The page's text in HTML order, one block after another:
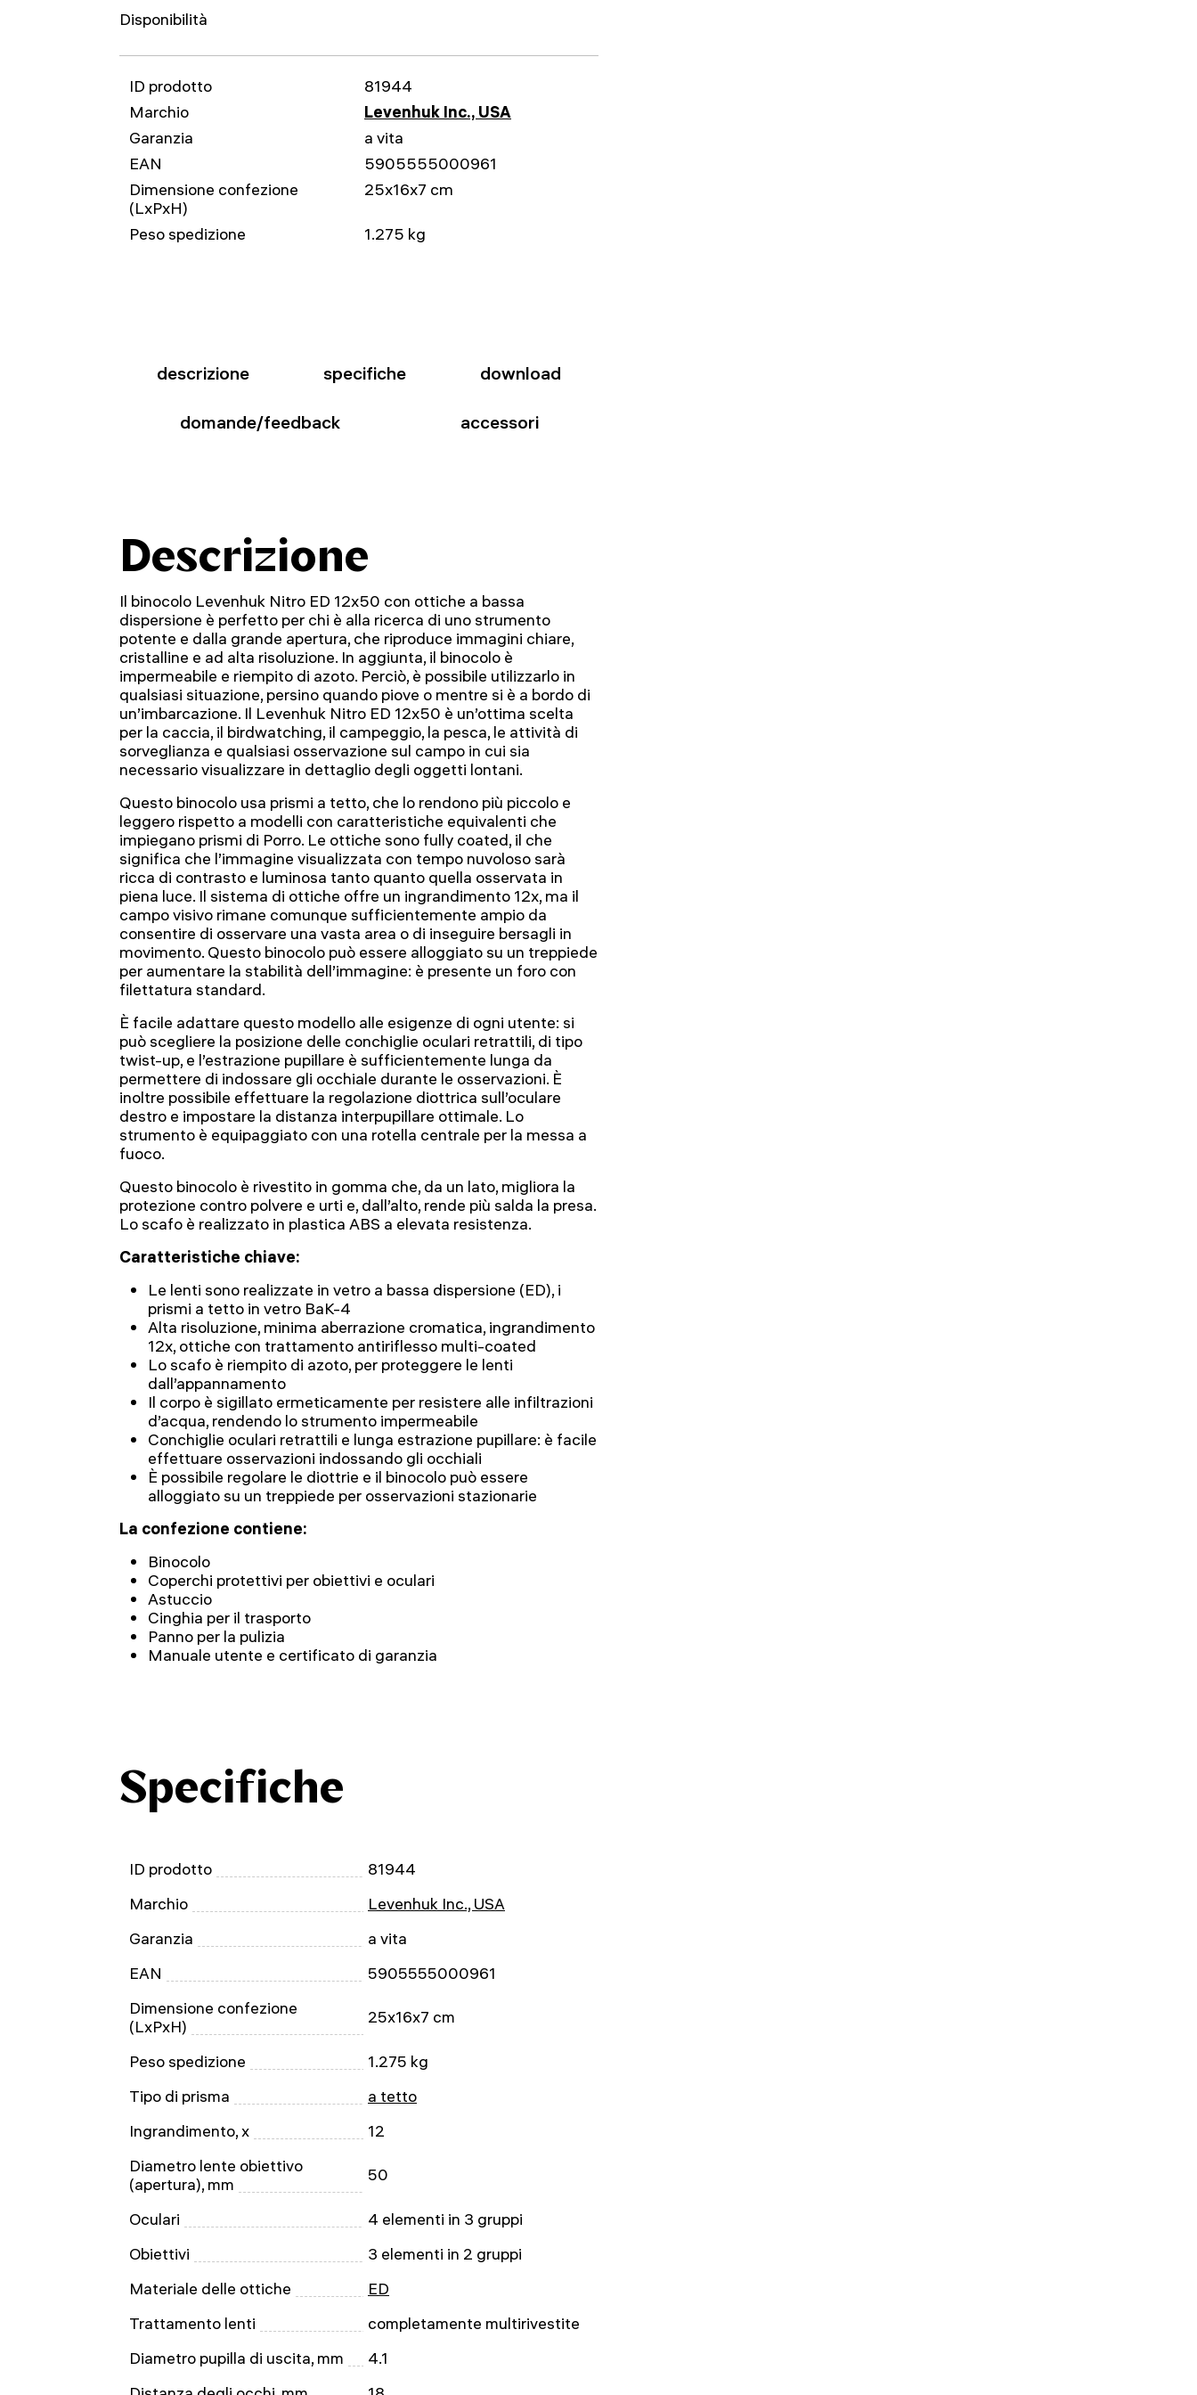
Disponibilità
ID prodotto
81944
Marchio
Levenhuk Inc., USA
Garanzia
a vita
EAN
5905555000961
Dimensione confezione
(LxPxH)
25x16x7 cm
Peso spedizione 1.275 kg
descrizione specifiche download
domande/feedback accessori
Descrizione
Il binocolo Levenhuk Nitro ED 12x50 con ottiche a bassa
dispersione è perfetto per chi è alla ricerca di uno strumento
potente e dalla grande apertura, che riproduce immagini chiare,
cristalline e ad alta risoluzione. In aggiunta, il binocolo è
impermeabile e riempito di azoto. Perciò, è possibile utilizzarlo in
qualsiasi situazione, persino quando piove o mentre si è a bordo di
un’imbarcazione. Il Levenhuk Nitro ED 12x50 è un’ottima scelta
per la caccia, il birdwatching, il campeggio, la pesca, le attività di
sorveglianza e qualsiasi osservazione sul campo in cui sia
necessario visualizzare in dettaglio degli oggetti lontani.
Questo binocolo usa prismi a tetto, che lo rendono più piccolo e
leggero rispetto a modelli con caratteristiche equivalenti che
impiegano prismi di Porro. Le ottiche sono fully coated, il che
significa che l’immagine visualizzata con tempo nuvoloso sarà
ricca di contrasto e luminosa tanto quanto quella osservata in
piena luce. Il sistema di ottiche offre un ingrandimento 12x, ma il
campo visivo rimane comunque sufficientemente ampio da
consentire di osservare una vasta area o di inseguire bersagli in
movimento. Questo binocolo può essere alloggiato su un treppiede
per aumentare la stabilità dell’immagine: è presente un foro con
filettatura standard.
È facile adattare questo modello alle esigenze di ogni utente: si
può scegliere la posizione delle conchiglie oculari retrattili, di tipo
twist-up, e l’estrazione pupillare è sufficientemente lunga da
permettere di indossare gli occhiale durante le osservazioni. È
inoltre possibile effettuare la regolazione diottrica sull’oculare
destro e impostare la distanza interpupillare ottimale. Lo
strumento è equipaggiato con una rotella centrale per la messa a
fuoco.
Questo binocolo è rivestito in gomma che, da un lato, migliora la
protezione contro polvere e urti e, dall’alto, rende più salda la presa.
Lo scafo è realizzato in plastica ABS a elevata resistenza.
Caratteristiche chiave:
Le lenti sono realizzate in vetro a bassa dispersione (ED), i
prismi a tetto in vetro BaK-4
Alta risoluzione, minima aberrazione cromatica, ingrandimento
12x, ottiche con trattamento antiriflesso multi-coated
Lo scafo è riempito di azoto, per proteggere le lenti
dall’appannamento
Il corpo è sigillato ermeticamente per resistere alle infiltrazioni
d’acqua, rendendo lo strumento impermeabile
Conchiglie oculari retrattili e lunga estrazione pupillare: è facile
effettuare osservazioni indossando gli occhiali
È possibile regolare le diottrie e il binocolo può essere
alloggiato su un treppiede per osservazioni stazionarie
La confezione contiene:
Binocolo
Coperchi protettivi per obiettivi e oculari
Astuccio
Cinghia per il trasporto
Panno per la pulizia
Manuale utente e certificato di garanzia
Specifiche
ID prodotto
81944
Marchio
Levenhuk Inc., USA
Garanzia
a vita
EAN
5905555000961
Dimensione confezione
(LxPxH)
25x16x7 cm
Peso spedizione
1.275 kg
Tipo di prisma
a tetto
Ingrandimento, x
12
Diametro lente obiettivo
(apertura), mm
50
Oculari
4 elementi in 3 gruppi
Obiettivi
3 elementi in 2 gruppi
Materiale delle ottiche
ED
Trattamento lenti
completamente multirivestite
Diametro pupilla di uscita, mm
4.1